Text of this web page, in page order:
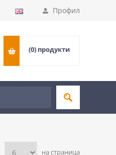
Профил
(0) продукти
на страница